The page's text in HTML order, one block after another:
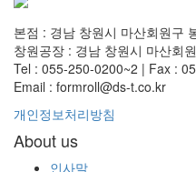
본점 : 경남 창원시 마산회원구
창원공장 : 경남 창원시 마산회
Tel : 055-250-0200~2 | Fax :
Email : formroll@ds-t.co.kr
개인정보처리방침
About us
인사말